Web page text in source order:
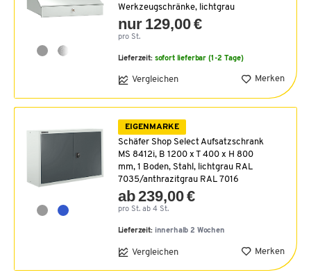
Werkzeugschränke, lichtgrau
nur 129,00 €
pro St.
Lieferzeit: sofort lieferbar (1-2 Tage)
Vergleichen Merken
EIGENMARKE
Schäfer Shop Select Aufsatzschrank
MS 8412i, B 1200 x T 400 x H 800
mm, 1 Boden, Stahl, lichtgrau RAL
7035/anthrazitgrau RAL 7016
ab 239,00 €
pro St. ab 4 St.
Lieferzeit: innerhalb 2 Wochen
Vergleichen Merken